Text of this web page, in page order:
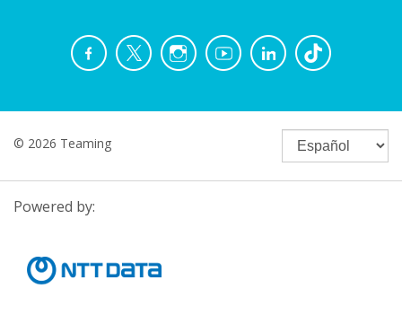
© 2026 Teaming
Powered by: